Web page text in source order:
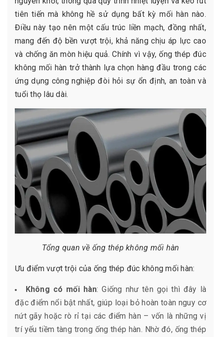
tiên tiến mà không hề sử dụng bất kỳ mối hàn nào.
Điều này tạo nên một cấu trúc liền mạch, đồng nhất,
mang đến độ bền vượt trội, khả năng chịu áp lực cao
và chống ăn mòn hiệu quả. Chính vì vậy, ống thép đúc
không mối hàn trở thành lựa chọn hàng đầu trong các
ứng dụng công nghiệp đòi hỏi sự ổn định, an toàn và
tuổi thọ lâu dài.
Tổng quan về ống thép không mối hàn
Ưu điểm vượt trội của ống thép đúc không mối hàn:
Không có mối hàn: Giống như tên gọi thì đây là
đặc điểm nổi bật nhất, giúp loại bỏ hoàn toàn nguy cơ
nứt gãy hoặc rò rỉ tại các điểm hàn – vốn là những vị
trí yếu tiềm tàng trong ống thép hàn. Nhờ đó, ống thép